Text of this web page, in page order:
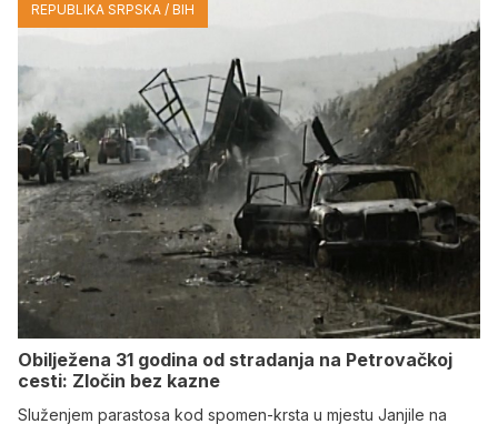
REPUBLIKA SRPSKA / BIH
Obilježena 31 godina od stradanja na Petrovačkoj
cesti: Zločin bez kazne
Služenjem parastosa kod spomen-krsta u mjestu Janjile na